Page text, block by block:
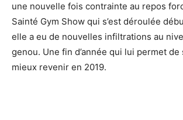
une nouvelle fois contrainte au repos
Sainté Gym Show qui s’est déroulée
elle a eu de nouvelles infiltrations au
genou. Une fin d’année qui lui permet
mieux revenir en 2019.